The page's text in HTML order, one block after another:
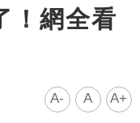
網全看
A- A A+